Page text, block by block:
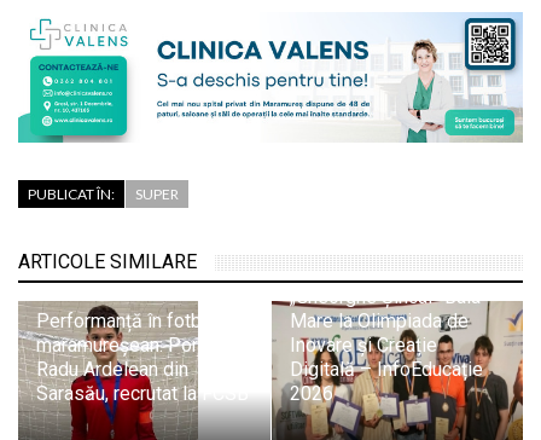
PUBLICAT ÎN: SUPER
ARTICOLE SIMILARE
Performanță în fotbalul
maramureșean: Portarul
Radu Ardelean din
Sarasău, recrutat la FCSB
elevii Colegiului
„Gheorghe Șincai” Baia
Mare la Olimpiada de
Inovare și Creație
Digitală – InfoEducație
2026